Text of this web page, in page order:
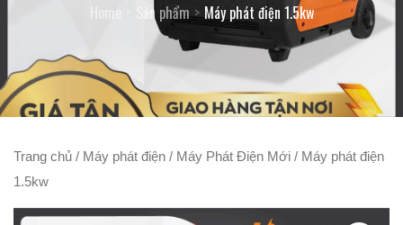
Home Sản phẩm Máy phát điện 1.5kw
Trang chủ / Máy phát điện / Máy Phát Điện Mới / Máy phát điện
1.5kw